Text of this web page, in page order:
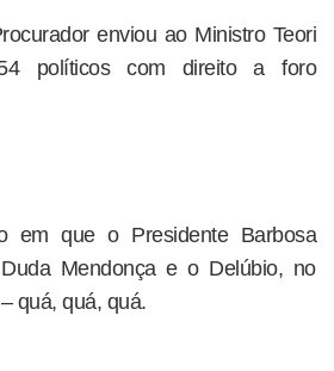
enviou ao Ministro Teori
políticos com direito a foro
em que o Presidente Barbosa
Mendonça e o Delúbio, no
quá, quá, quá.